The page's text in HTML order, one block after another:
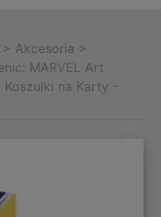
> Akcesoria >
MARVEL Art
na Karty -